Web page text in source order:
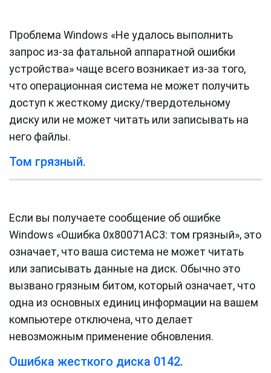
Проблема Windows «Не удалось выполнить
запрос из-за фатальной аппаратной ошибки
устройства» чаще всего возникает из-за того,
что операционная система не может получить
доступ к жесткому диску/твердотельному
диску или не может читать или записывать на
него файлы.
Том грязный.
Если вы получаете сообщение об ошибке
Windows «Ошибка 0x80071AC3: том грязный», это
означает, что ваша система не может читать
или записывать данные на диск. Обычно это
вызвано грязным битом, который означает, что
одна из основных единиц информации на вашем
компьютере отключена, что делает
невозможным применение обновления.
Ошибка жесткого диска 0142.